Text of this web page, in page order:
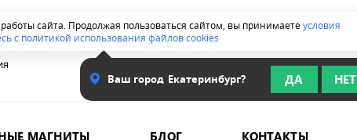
сайта. Продолжая пользоваться сайтом, вы принимаетеусловия
с политикой использования файлов cookies
42-96 Ваш город: Иркутск
Ваш город Екатеринбург? ДА НЕТ
МАГНИТЫ БЛОГ КОНТАКТЫ